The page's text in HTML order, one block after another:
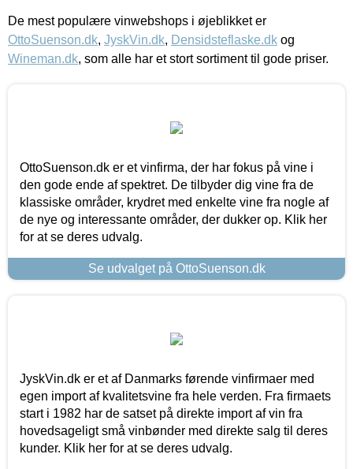
De mest populære vinwebshops i øjeblikket er
OttoSuenson.dk, JyskVin.dk, Densidsteflaske.dk og
Wineman.dk, som alle har et stort sortiment til gode priser.
OttoSuenson.dk er et vinfirma, der har fokus på vine i
den gode ende af spektret. De tilbyder dig vine fra de
klassiske områder, krydret med enkelte vine fra nogle af
de nye og interessante områder, der dukker op. Klik her
for at se deres udvalg.
Se udvalget på OttoSuenson.dk
JyskVin.dk er et af Danmarks førende vinfirmaer med
egen import af kvalitetsvine fra hele verden. Fra firmaets
start i 1982 har de satset på direkte import af vin fra
hovedsageligt små vinbønder med direkte salg til deres
kunder. Klik her for at se deres udvalg.